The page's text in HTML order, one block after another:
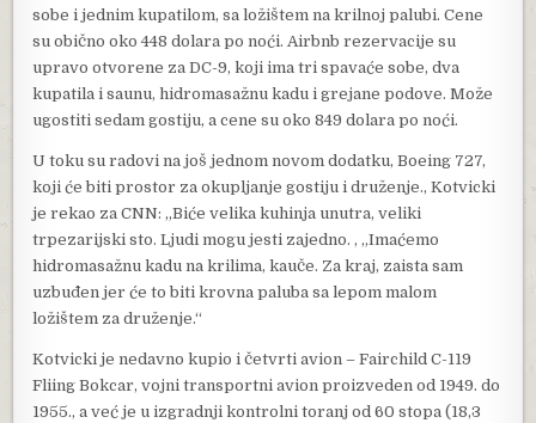
sobe i jednim kupatilom, sa ložištem na krilnoj palubi. Cene
su obično oko 448 dolara po noći. Airbnb rezervacije su
upravo otvorene za DC-9, koji ima tri spavaće sobe, dva
kupatila i saunu, hidromasažnu kadu i grejane podove. Može
ugostiti sedam gostiju, a cene su oko 849 dolara po noći.
U toku su radovi na još jednom novom dodatku, Boeing 727,
koji će biti prostor za okupljanje gostiju i druženje., Kotvicki
je rekao za CNN: „Biće velika kuhinja unutra, veliki
trpezarijski sto. Ljudi mogu jesti zajedno. , „Imaćemo
hidromasažnu kadu na krilima, kauče. Za kraj, zaista sam
uzbuđen jer će to biti krovna paluba sa lepom malom
ložištem za druženje.“
Kotvicki je nedavno kupio i četvrti avion – Fairchild C-119
Fliing Bokcar, vojni transportni avion proizveden od 1949. do
1955., a već je u izgradnji kontrolni toranj od 60 stopa (18,3